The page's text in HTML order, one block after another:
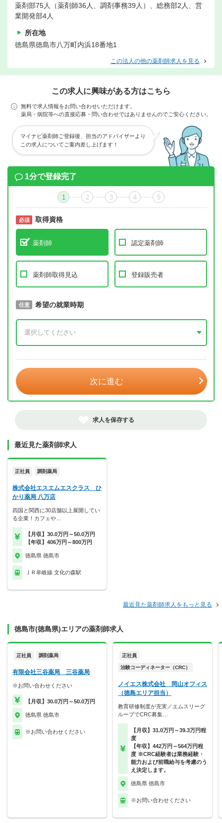
薬剤部75人（薬剤師36人、調剤事務39人）、総務部2人、営
業開発部4人
所在地
徳島県徳島市八万町内浜18番地1
この法人の他の薬剤師求人を見る
この求人に興味がある方はこちら
無料で求人情報をお問い合わせいただけます。
薬局・病院等への直接応募・問い合わせではありませんのでご安心ください。
マイナビ薬剤師ご登録後、担当のアドバイザーより
この求人についてご案内差し上げます！
1分で登録完了
1 2 3 4 5
必須 取得資格
薬剤師 認定薬剤師
薬剤師取得見込 登録販売者
必須 取得予定年
任意 希望の就業時期
次に進む
求人を保存する
最近見た薬剤師求人
正社員 調剤薬局
株式会社エスエムエスクラス ひ
かり薬局 八万店
四国と関西に30店舗以上展開してい
る企業！カフェや…
【月収】30.0万円～50.0万円
【年収】406万円～800万円
徳島県 徳島市
ＪＲ牟岐線 文化の森駅
最近見た薬剤師求人をもっと見る
徳島市(徳島県)エリアの薬剤師求人
正社員 調剤薬局
有限会社三谷薬局 三谷薬局
※お問い合わせください
【月収】30.0万円～50.0万円
徳島県 徳島市
※お問い合わせください
正社員
治験コーディネーター（CRC）
ノイエス株式会社 岡山オフィス
（徳島エリア担当）
教育研修制度が充実／エムスリーグ
ループでCRC募集…
【月収】31.0万円～39.3万円程
度
【年収】442万円～564万円程
度 ※CRC経験者は業務経験・
能力および前職給与を考慮のう
え決定します。
徳島県 徳島市
※お問い合わせください